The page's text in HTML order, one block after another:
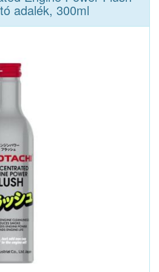
adalék, 300ml